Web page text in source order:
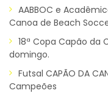
AABBOC e
Canoa de Beach
18ª Copa Capão da
domingo.
Futsal CAPÃO DA
Campeões